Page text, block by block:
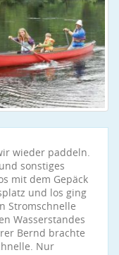
wieder paddeln.
sonstiges
mit dem Gepäck
und los ging
Stromschnelle
Wasserstandes
Bernd brachte
Nur